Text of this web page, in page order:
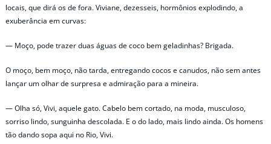
locais, que dirá os de fora. Viviane, dezesseis, hormônios explodindo, a
exuberância em curvas:
— Moço, pode trazer duas águas de coco bem geladinhas? Brigada.
O moço, bem moço, não tarda, entregando cocos e canudos, não sem antes
lançar um olhar de surpresa e admiração para a mineira.
— Olha só, Vivi, aquele gato. Cabelo bem cortado, na moda, musculoso,
sorriso lindo, sunguinha descolada. E o do lado, mais lindo ainda. Os homens
tão dando sopa aqui no Rio, Vivi.